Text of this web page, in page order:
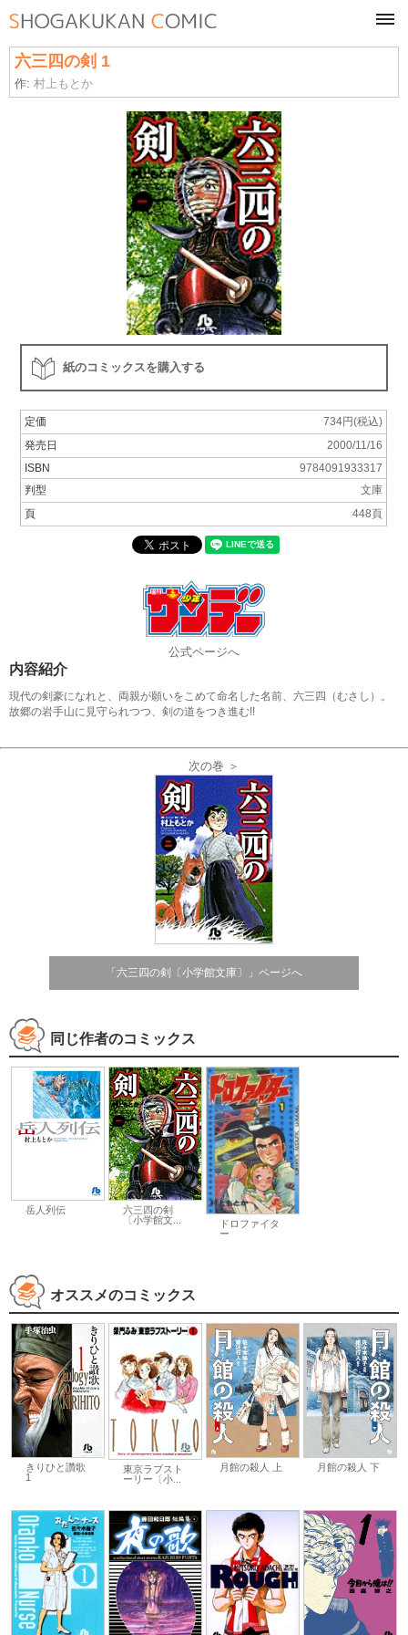
六三四の剣 1
作:村上もとか
紙のコミックスを購入する
定価
734円(税込)
発売日
2000/11/16
ISBN
9784091933317
判型
文庫
頁
448頁
公式ページへ
内容紹介
現代の剣豪になれと、両親が願いをこめて命名した名前、六三四（むさし）。
故郷の岩手山に見守られつつ、剣の道をつき進む!!
次の巻 ＞
「六三四の剣〔小学館文庫〕」ページへ
同じ作者のコミックス
岳人列伝
六三四の剣
〔小学館文...
ドロファイタ
ー
オススメのコミックス
きりひと讚歌
1
東京ラブスト
ーリー〔小...
月館の殺人 上 月館の殺人 下